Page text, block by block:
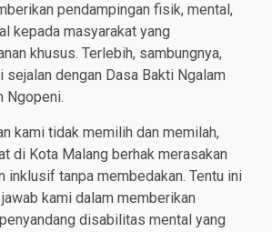
pendampingan fisik, mental,
kepada masyarakat yang
khusus. Terlebih, sambungnya,
sejalan dengan Dasa Bakti Ngalam
Ngopeni.
kami tidak memilih dan memilah,
di Kota Malang berhak merasakan
inklusif tanpa membedakan. Tentu ini
kami dalam memberikan
disabilitas mental yang